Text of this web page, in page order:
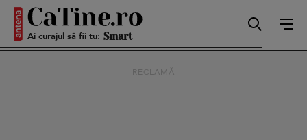
Ai curajul să fii tu: Smart
RECLAMĂ